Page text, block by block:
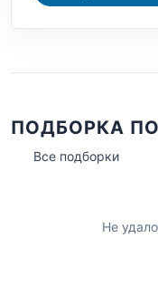
ПОДБОРКА
Все подборки
Не